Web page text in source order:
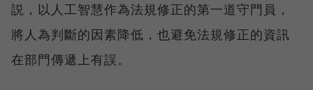
説，以人工智慧作為法規修正的第一道守門員，
將人為判斷的因素降低，也避免法規修正的資訊
在部門傳遞上有誤。